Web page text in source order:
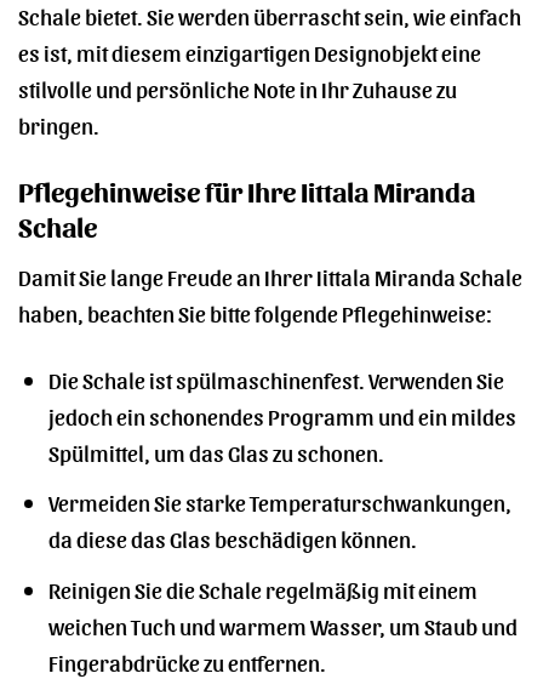
Schale bietet. Sie werden überrascht sein, wie einfach
es ist, mit diesem einzigartigen Designobjekt eine
stilvolle und persönliche Note in Ihr Zuhause zu
bringen.
Pflegehinweise für Ihre Iittala Miranda
Schale
Damit Sie lange Freude an Ihrer Iittala Miranda Schale
haben, beachten Sie bitte folgende Pflegehinweise:
Die Schale ist spülmaschinenfest. Verwenden Sie
jedoch ein schonendes Programm und ein mildes
Spülmittel, um das Glas zu schonen.
Vermeiden Sie starke Temperaturschwankungen,
da diese das Glas beschädigen können.
Reinigen Sie die Schale regelmäßig mit einem
weichen Tuch und warmem Wasser, um Staub und
Fingerabdrücke zu entfernen.